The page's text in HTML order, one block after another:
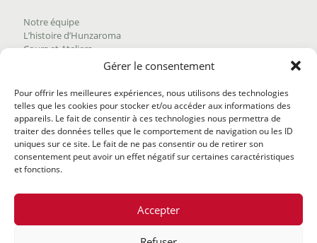
Gérer le consentement
Pour offrir les meilleures expériences, nous utilisons des technologies
telles que les cookies pour stocker et/ou accéder aux informations des
appareils. Le fait de consentir à ces technologies nous permettra de
traiter des données telles que le comportement de navigation ou les ID
uniques sur ce site. Le fait de ne pas consentir ou de retirer son
consentement peut avoir un effet négatif sur certaines caractéristiques
et fonctions.
Accepter
Notre équipe
L’histoire d’Hunzaroma
Cours et Ateliers
Trouver nos produits
Politique de frais d'envoi
Termes et conditions
Politique de remboursement